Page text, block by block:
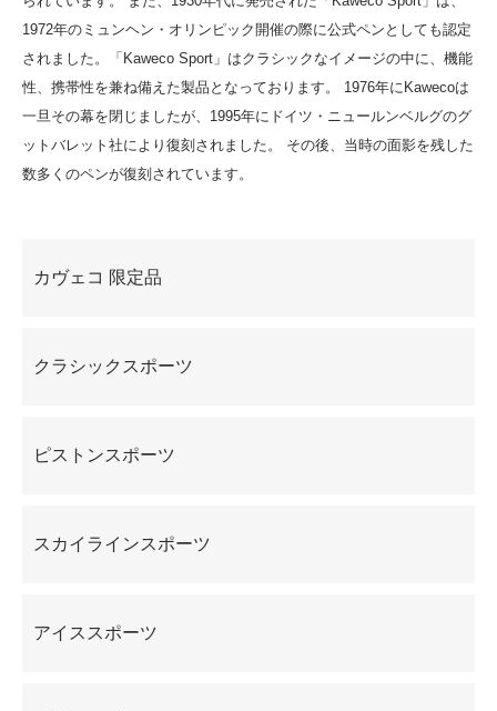
1972年のミュンヘン・オリンピック開催の際に公式ペンとしても認定
されました。「Kaweco Sport」はクラシックなイメージの中に、機能
性、携帯性を兼ね備えた製品となっております。 1976年にKawecoは
一旦その幕を閉じましたが、1995年にドイツ・ニュールンベルグのグ
ットバレット社により復刻されました。 その後、当時の面影を残した
数多くのペンが復刻されています。
カヴェコ 限定品
クラシックスポーツ
ピストンスポーツ
スカイラインスポーツ
アイススポーツ